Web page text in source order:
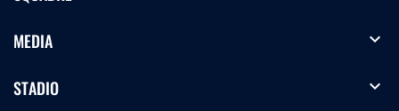
MEDIA expand_more
STADIO expand_more